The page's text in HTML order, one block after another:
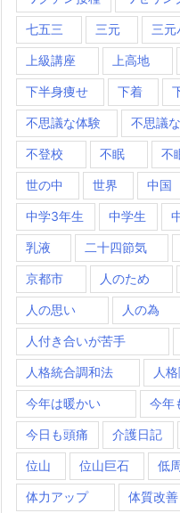
七五三 三元 三元
上級講座 上高地
下半身痩せ 下着
不思議な体験 不思議
不登校 不眠 不
世の中 世界 中国
中学3年生 中学生
乳液 二十四節気
京都市 人のため
人の思い 人の為
人付き合いが苦手
人格統合調和法 人
今年は暖かい 今年
今日も頭痛 介護日記
位山 位山巨石 低
体力アップ 体質改善